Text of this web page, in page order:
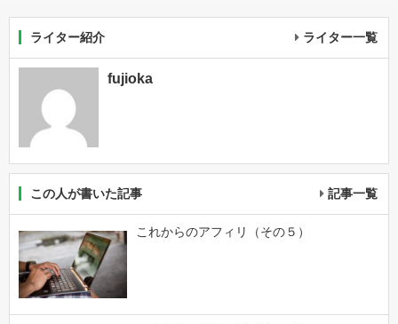
ライター紹介 ライター一覧
fujioka
この人が書いた記事 記事一覧
これからのアフィリ（その５）